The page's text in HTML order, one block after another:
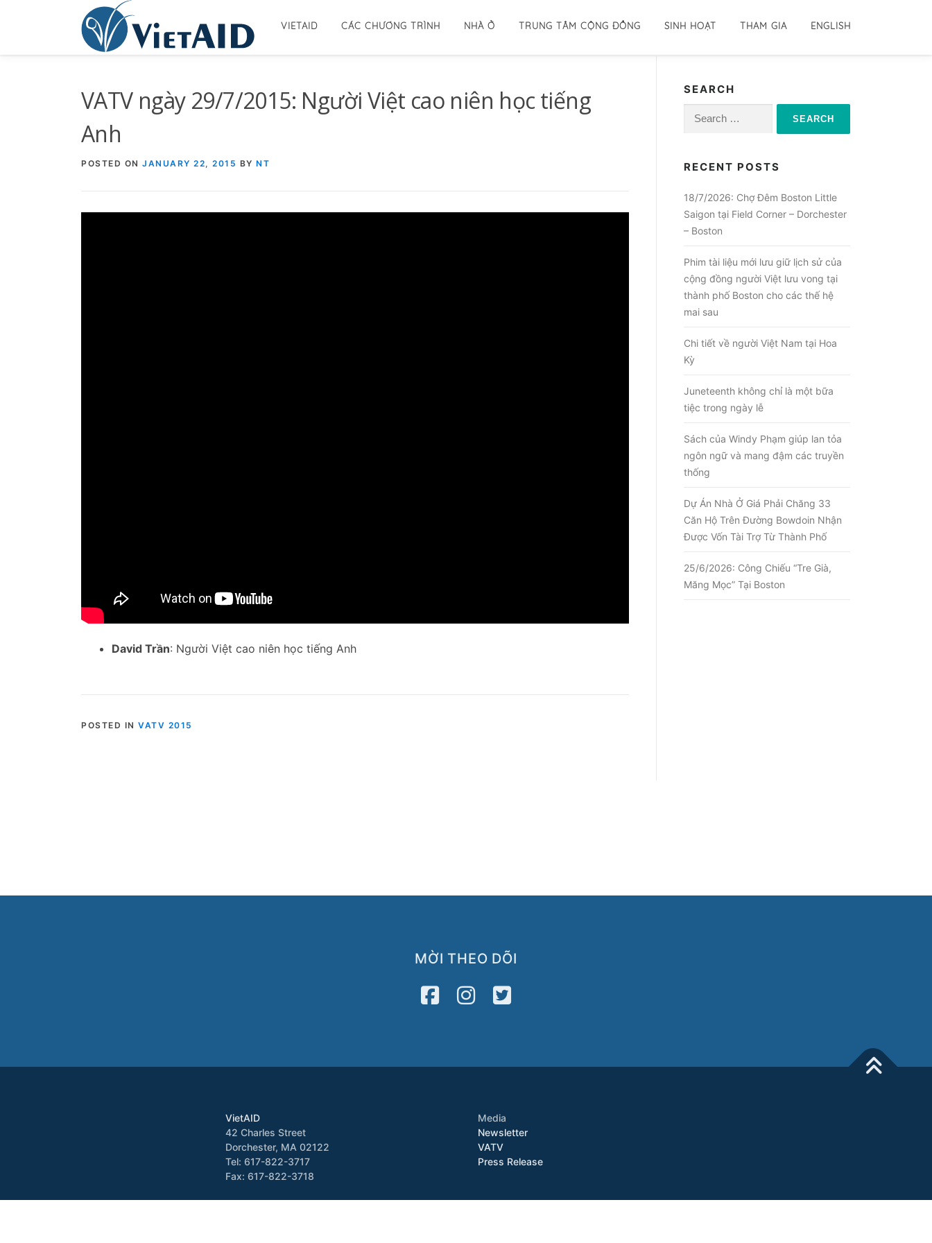
VIETAID CÁC CHƯƠNG TRÌNH NHÀ Ở TRUNG TÂM CỘNG ĐỒNG SINH HOẠT THAM GIA ENGLISH
VATV ngày 29/7/2015: Người Việt cao niên học tiếng
Anh
POSTED ON JANUARY 22, 2015 BY NT
David Trần: Người Việt cao niên học tiếng Anh
POSTED IN VATV 2015
SEARCH
Search
RECENT POSTS
18/7/2026: Chợ Đêm Boston Little
Saigon tại Field Corner – Dorchester
– Boston
Phim tài liệu mới lưu giữ lịch sử của
cộng đồng người Việt lưu vong tại
thành phố Boston cho các thế hệ
mai sau
Chi tiết về người Việt Nam tại Hoa
Kỳ
Juneteenth không chỉ là một bữa
tiệc trong ngày lễ
Sách của Windy Phạm giúp lan tỏa
ngôn ngữ và mang đậm các truyền
thống
Dự Án Nhà Ở Giá Phải Chăng 33
Căn Hộ Trên Đường Bowdoin Nhận
Được Vốn Tài Trợ Từ Thành Phố
25/6/2026: Công Chiếu “Tre Già,
Măng Mọc” Tại Boston
MỜI THEO DÕI
VietAID
42 Charles Street
Dorchester, MA 02122
Tel: 617-822-3717
Fax: 617-822-3718
Media
Newsletter
VATV
Press Release